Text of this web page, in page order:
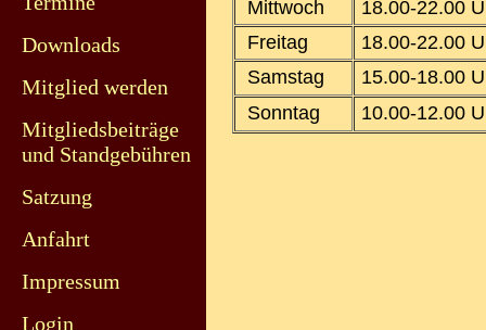
Downloads
Mitglied werden
Mitgliedsbeiträge
und Standgebühren
Satzung
Anfahrt
Impressum
Login
Mittwoch
18.00-22.00
Freitag
18.00-22.00
Samstag
15.00-18.00
Sonntag
10.00-12.00